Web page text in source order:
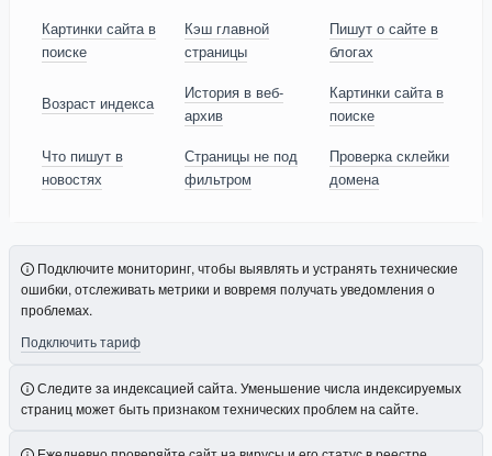
Картинки сайта в
поиске
Кэш главной
страницы
Пишут о сайте в
блогах
Возраст индекса
История в веб-
архив
Картинки сайта в
поиске
Что пишут в
новостях
Страницы не под
фильтром
Проверка склейки
домена
Подключите мониторинг, чтобы выявлять и устранять технические
ошибки, отслеживать метрики и вовремя получать уведомления о
проблемах.
Подключить тариф
Следите за индексацией сайта. Уменьшение числа индексируемых
страниц может быть признаком технических проблем на сайте.